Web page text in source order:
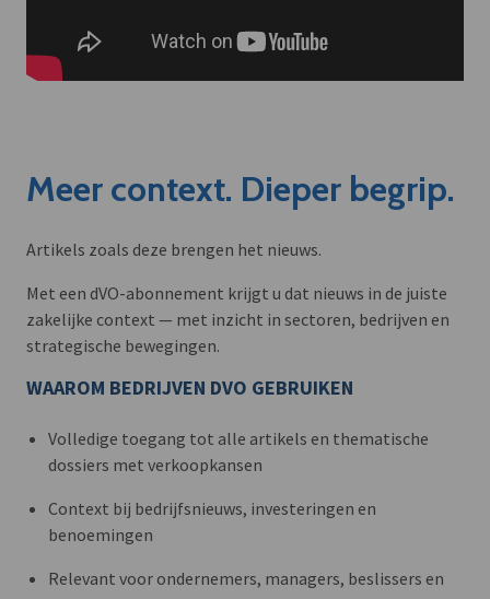
Meer context. Dieper begrip.
Artikels zoals deze brengen het nieuws.
Met een dVO-abonnement krijgt u dat nieuws in de juiste
zakelijke context — met inzicht in sectoren, bedrijven en
strategische bewegingen.
WAAROM BEDRIJVEN DVO GEBRUIKEN
Volledige toegang tot alle artikels en thematische
dossiers met verkoopkansen
Context bij bedrijfsnieuws, investeringen en
benoemingen
Relevant voor ondernemers, managers, beslissers en